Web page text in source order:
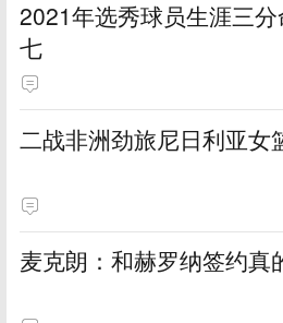
2021年选秀球员生涯三
七
二战非洲劲旅尼日利亚女
麦克朗：和赫罗纳签约真